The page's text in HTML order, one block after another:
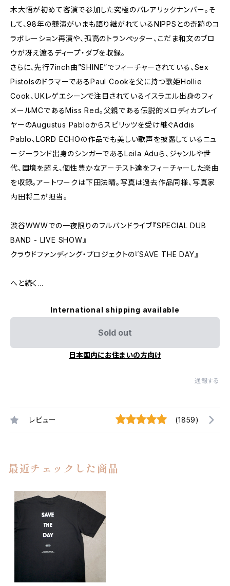
木大悟が初めて客演で参加した究極のバレアリックナンバー。そ
して、98年の競演がいまも語り継がれているNIPPSとの奇跡のコ
ラボレーション再演や、孤高のトランぺッター、こだま和文のブロ
ウが冴え渡るディープ・ダブを収録。
さらに、先行7inch曲”SHINE”でフィーチャーされている、Sex
PistolsのドラマーであるPaul Cookを父に持つ歌姫Hollie
Cook、UKレゲエシーンで注目されているイスラエル出身のフィ
メールMCであるMiss Red。父親である伝説的メロディカプレイ
ヤーのAugustus Pabloからスピリッツを受け継ぐAddis
Pablo、LORD ECHOの作品でも美しい歌声を披露しているニュ
ージーランド出身のシンガーであるLeila Aduら、ジャンルや世
代、国境を超え、個性豊かなアーチスト達をフィーチャーした楽曲
を収録。アートワークは下田法晴。写真は過去作品同様、写真家
内田将二が担当。
渋谷WWWでの一夜限りのフルバンドライブ『SPECIAL DUB
BAND - LIVE SHOW』
クラウドファンディング・プロジェクトの『SAVE THE DAY』
へと続く…
International shipping available
Sold out
日本国内にお住まいの方向け
通報する
レビュー (1859)
最近チェックした商品